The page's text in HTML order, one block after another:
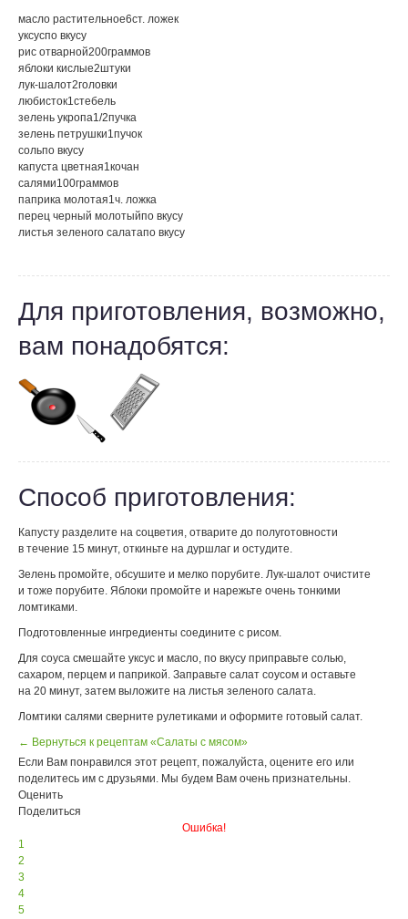
масло растительное6ст. ложек
уксуспо вкусу
рис отварной200граммов
яблоки кислые2штуки
лук-шалот2головки
любисток1стебель
зелень укропа1/2пучка
зелень петрушки1пучок
сольпо вкусу
капуста цветная1кочан
салями100граммов
паприка молотая1ч. ложка
перец черный молотыйпо вкусу
листья зеленого салатапо вкусу
Для приготовления, возможно,
вам понадобятся:
Способ приготовления:
Капусту разделите на соцветия, отварите до полуготовности
в течение 15 минут, откиньте на дуршлаг и остудите.
Зелень промойте, обсушите и мелко порубите. Лук-шалот очистите
и тоже порубите. Яблоки промойте и нарежьте очень тонкими
ломтиками.
Подготовленные ингредиенты соедините с рисом.
Для соуса смешайте уксус и масло, по вкусу приправьте солью,
сахаром, перцем и паприкой. Заправьте салат соусом и оставьте
на 20 минут, затем выложите на листья зеленого салата.
Ломтики салями сверните рулетиками и оформите готовый салат.
← Вернуться к рецептам «Салаты с мясом»
Если Вам понравился этот рецепт, пожалуйста, оцените его или
поделитесь им с друзьями. Мы будем Вам очень признательны.
Оценить
Поделиться
Ошибка!
1
2
3
4
5